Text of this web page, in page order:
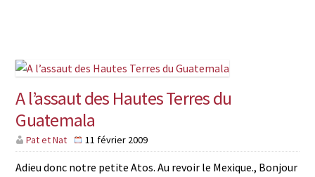
A l’assaut des Hautes Terres du
Guatemala
Pat et Nat 11 février 2009
Adieu donc notre petite Atos. Au revoir le Mexique., Bonjour